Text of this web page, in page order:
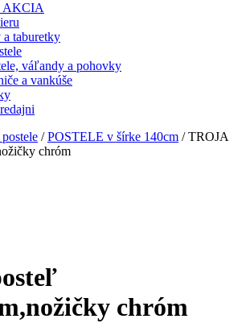
AKCIA
taburetky
váľandy a pohovky
a vankúše
/POSTELE v šírke 140cm / TROJA
chróm
chróm